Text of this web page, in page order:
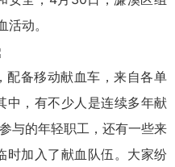
动。
配备移动献血车，来自各单
中，有不少人是连续多年献
与的年轻职工，还有一些来
时加入了献血队伍。大家纷